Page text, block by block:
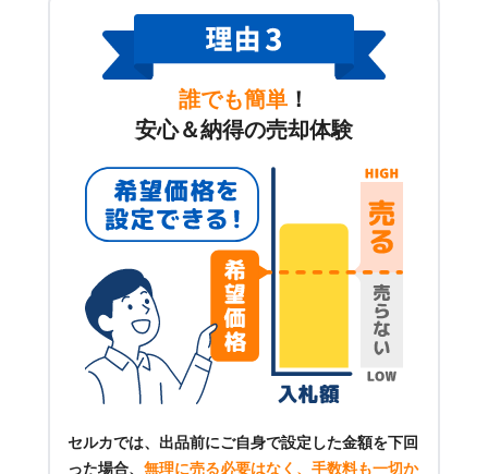
誰でも簡単 ！
安心＆納得の売却体験
セルカでは、出品前にご自身で設定した金額を下回
った場合、 無理に売る必要はなく、手数料も一切か